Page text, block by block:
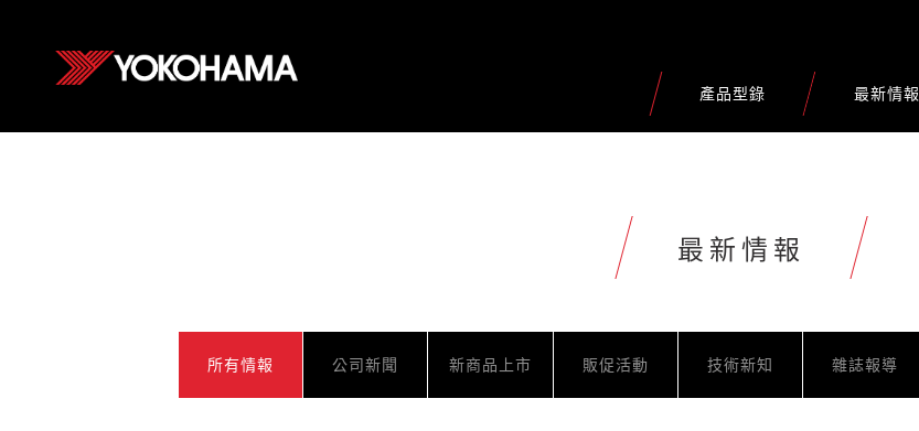
產品型錄 最新情報
最新情報
所有情報 公司新聞 新商品上市 販促活動 技術新知 雜誌報導